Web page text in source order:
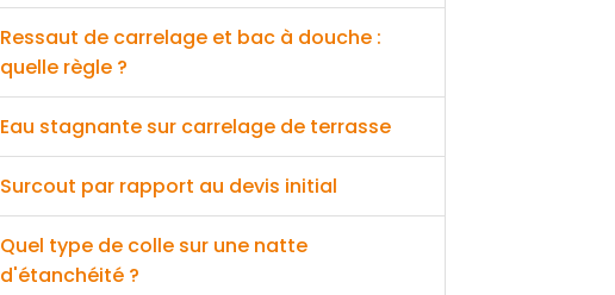
Ressaut de carrelage et bac à douche :
quelle règle ?
Eau stagnante sur carrelage de terrasse
Surcout par rapport au devis initial
Quel type de colle sur une natte
d'étanchéité ?